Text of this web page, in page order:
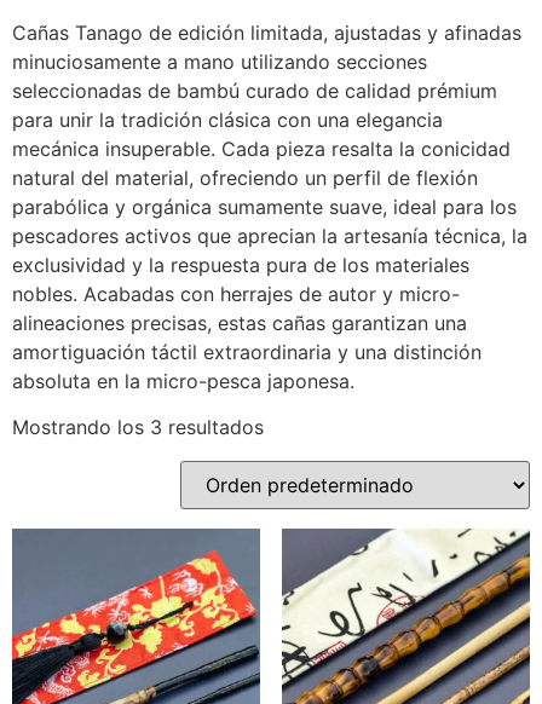
Cañas Tanago de edición limitada, ajustadas y afinadas
minuciosamente a mano utilizando secciones
seleccionadas de bambú curado de calidad prémium
para unir la tradición clásica con una elegancia
mecánica insuperable. Cada pieza resalta la conicidad
natural del material, ofreciendo un perfil de flexión
parabólica y orgánica sumamente suave, ideal para los
pescadores activos que aprecian la artesanía técnica, la
exclusividad y la respuesta pura de los materiales
nobles. Acabadas con herrajes de autor y micro-
alineaciones precisas, estas cañas garantizan una
amortiguación táctil extraordinaria y una distinción
absoluta en la micro-pesca japonesa.
Mostrando los 3 resultados